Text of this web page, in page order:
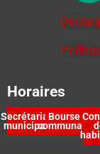
Horaires
Secrétariat
municipal
Bourse
communale